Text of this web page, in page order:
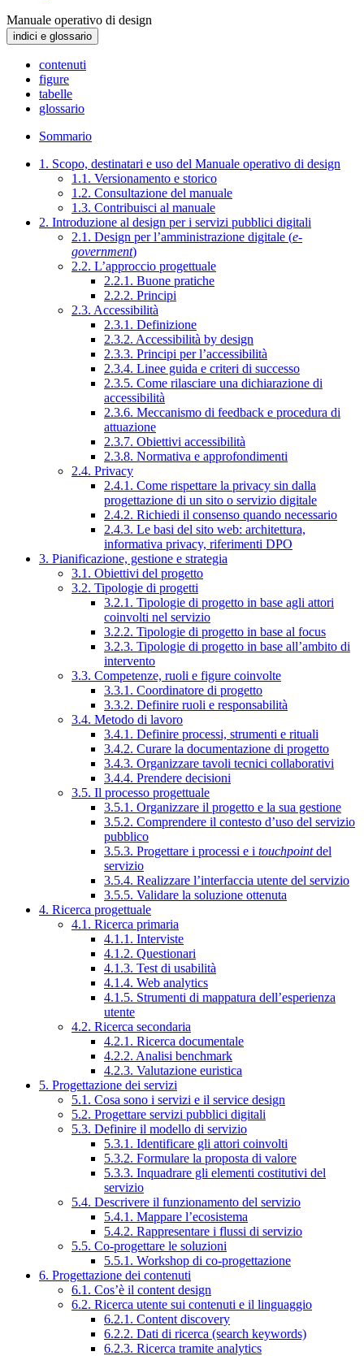
Manuale operativo di design
indici e glossario
contenuti
figure
tabelle
glossario
Sommario
1. Scopo, destinatari e uso del Manuale operativo di design
1.1. Versionamento e storico
1.2. Consultazione del manuale
1.3. Contribuisci al manuale
2. Introduzione al design per i servizi pubblici digitali
2.1. Design per l’amministrazione digitale (e-
government)
2.2. L’approccio progettuale
2.2.1. Buone pratiche
2.2.2. Principi
2.3. Accessibilità
2.3.1. Definizione
2.3.2. Accessibilità by design
2.3.3. Principi per l’accessibilità
2.3.4. Linee guida e criteri di successo
2.3.5. Come rilasciare una dichiarazione di
accessibilità
2.3.6. Meccanismo di feedback e procedura di
attuazione
2.3.7. Obiettivi accessibilità
2.3.8. Normativa e approfondimenti
2.4. Privacy
2.4.1. Come rispettare la privacy sin dalla
progettazione di un sito o servizio digitale
2.4.2. Richiedi il consenso quando necessario
2.4.3. Le basi del sito web: architettura,
informativa privacy, riferimenti DPO
3. Pianificazione, gestione e strategia
3.1. Obiettivi del progetto
3.2. Tipologie di progetti
3.2.1. Tipologie di progetto in base agli attori
coinvolti nel servizio
3.2.2. Tipologie di progetto in base al focus
3.2.3. Tipologie di progetto in base all’ambito di
intervento
3.3. Competenze, ruoli e figure coinvolte
3.3.1. Coordinatore di progetto
3.3.2. Definire ruoli e responsabilità
3.4. Metodo di lavoro
3.4.1. Definire processi, strumenti e rituali
3.4.2. Curare la documentazione di progetto
3.4.3. Organizzare tavoli tecnici collaborativi
3.4.4. Prendere decisioni
3.5. Il processo progettuale
3.5.1. Organizzare il progetto e la sua gestione
3.5.2. Comprendere il contesto d’uso del servizio
pubblico
3.5.3. Progettare i processi e i touchpointdel
servizio
3.5.4. Realizzare l’interfaccia utente del servizio
3.5.5. Validare la soluzione ottenuta
4. Ricerca progettuale
4.1. Ricerca primaria
4.1.1. Interviste
4.1.2. Questionari
4.1.3. Test di usabilità
4.1.4. Web analytics
4.1.5. Strumenti di mappatura dell’esperienza
utente
4.2. Ricerca secondaria
4.2.1. Ricerca documentale
4.2.2. Analisi benchmark
4.2.3. Valutazione euristica
5. Progettazione dei servizi
5.1. Cosa sono i servizi e il service design
5.2. Progettare servizi pubblici digitali
5.3. Definire il modello di servizio
5.3.1. Identificare gli attori coinvolti
5.3.2. Formulare la proposta di valore
5.3.3. Inquadrare gli elementi costitutivi del
servizio
5.4. Descrivere il funzionamento del servizio
5.4.1. Mappare l’ecosistema
5.4.2. Rappresentare i flussi di servizio
5.5. Co-progettare le soluzioni
5.5.1. Workshop di co-progettazione
6. Progettazione dei contenuti
6.1. Cos’è il content design
6.2. Ricerca utente sui contenuti e il linguaggio
6.2.1. Content discovery
6.2.2. Dati di ricerca (search keywords)
6.2.3. Ricerca tramite analytics